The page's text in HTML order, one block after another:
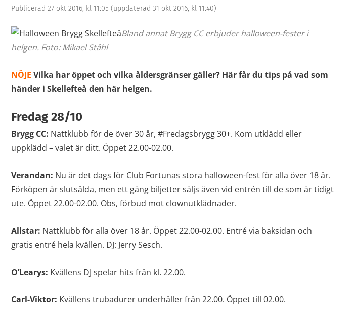
Publicerad 27 okt 2016, kl 11:05 (uppdaterad 31 okt 2016, kl 11:40)
Bland annat Brygg CC erbjuder halloween-fester i
helgen. Foto: Mikael Ståhl
NÖJE Vilka har öppet och vilka åldersgränser gäller? Här får du tips på vad som
händer i Skellefteå den här helgen.
Fredag 28/10
Brygg CC: Nattklubb för de över 30 år, #Fredagsbrygg 30+. Kom utklädd eller
uppklädd – valet är ditt. Öppet 22.00-02.00.
Verandan: Nu är det dags för Club Fortunas stora halloween-fest för alla över 18 år.
Förköpen är slutsålda, men ett gäng biljetter säljs även vid entrén till de som är tidigt
ute. Öppet 22.00-02.00. Obs, förbud mot clownutklädnader.
Allstar: Nattklubb för alla över 18 år. Öppet 22.00-02.00. Entré via baksidan och
gratis entré hela kvällen. DJ: Jerry Sesch.
O’Learys: Kvällens DJ spelar hits från kl. 22.00.
Carl-Viktor: Kvällens trubadurer underhåller från 22.00. Öppet till 02.00.